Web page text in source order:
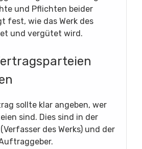
und Pflichten beider
fest, wie das Werk des
und vergütet wird.
sollte klar angeben, wer
sind. Dies sind in der
des Werks) und der